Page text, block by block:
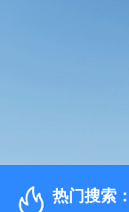
热门搜索：